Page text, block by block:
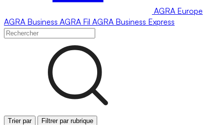
AGRA Europe
AGRA Business AGRA Fil AGRA Business Express
Trier par Filtrer par rubrique